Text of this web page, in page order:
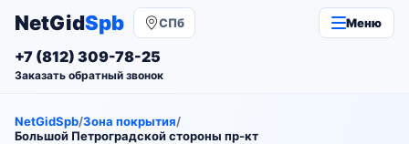
NetGidSpb СПб Меню
+7 (812) 309-78-25
Заказать обратный звонок
NetGidSpb/Зона покрытия/
Большой Петроградской стороны пр-кт